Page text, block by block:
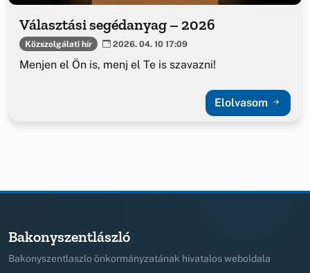
Választási segédanyag – 2026
Közszolgálati hír 2026. 04. 10 17:09
Menjen el Ön is, menj el Te is szavazni!
Elolvasom
Bakonyszentlászló
Bakonyszentlaszlo önkormányzatának hivatalos weboldala